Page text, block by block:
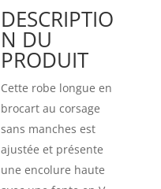
DESCRIPTIO
N DU
PRODUIT
Cette robe longue en
brocart au corsage
sans manches est
ajustée et présente
une encolure haute